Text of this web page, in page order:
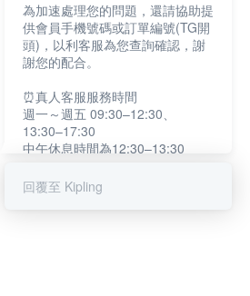
為加速處理您的問題，還請協助提
供會員手機號碼或訂單編號(TG開
頭)，以利客服為您查詢確認，謝
謝您的配合。
⏰真人客服服務時間
週一～週五 09:30–12:30、
13:30–17:30
中午休息時間為12:30–13:30
提醒您：系統會自動已讀訊息，如
回覆至 Kipling